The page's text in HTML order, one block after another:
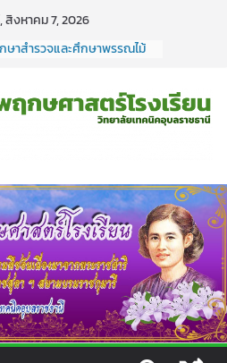
สิงหาคม 7, 2026
าสำรวจและศึกษาพรรณไม้
4
ษา สำรวจและศึกษาพรรณไม้
เรียนการสอน #งานสวน
รงเรียนวิทยาลัยเทคนิค
า สำรวจและศึกษาพรรณไม้
ม้ บูรณาการงานสวน
รงเรียน ลงในรายวิชา
ชก.3/1-2
าสำรวจและศึกษาพรรณไม้
ม้บูรณาการงานสวน
รงเรียน ลงในรายวิชา